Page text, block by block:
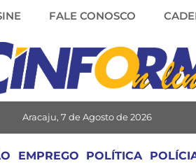
FALE CONOSCO
Aracaju, 7 de Agosto de 2026
EMPREGO POLÍTICA